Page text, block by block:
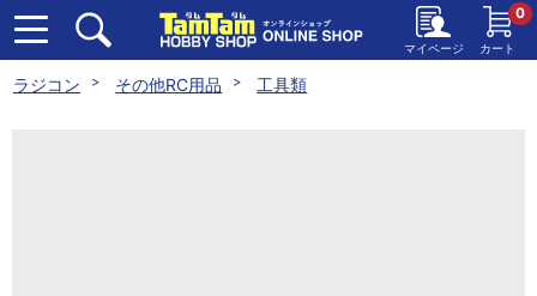
マイページ カート
0
ラジコン その他RC用品 工具類